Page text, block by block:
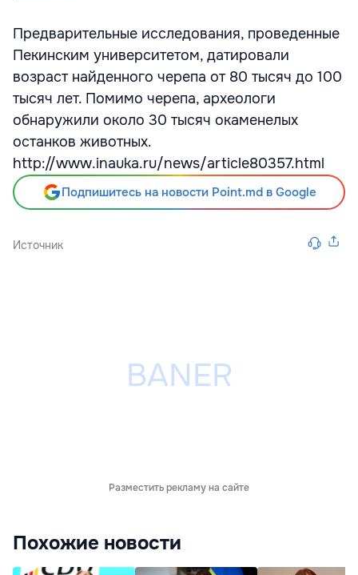
Предварительные исследования, проведенные
Пекинским университетом, датировали
возраст найденного черепа от 80 тысяч до 100
тысяч лет. Помимо черепа, археологи
обнаружили около 30 тысяч окаменелых
останков животных.
http://www.inauka.ru/news/article80357.html
Подпишитесь на новости Point.md в Google
Источник
Разместить рекламу на сайте
Похожие новости